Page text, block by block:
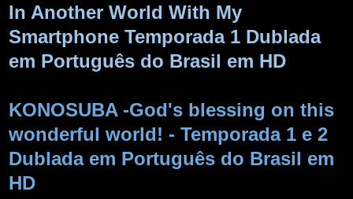
In Another World With My
Smartphone Temporada 1 Dublada
em Português do Brasil em HD
KONOSUBA -God's blessing on this
wonderful world! - Temporada 1 e 2
Dublada em Português do Brasil em
HD